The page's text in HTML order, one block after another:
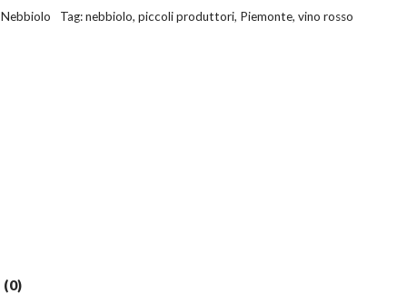
Nebbiolo Tag:nebbiolo, piccoli produttori, Piemonte, vino rosso
(0)